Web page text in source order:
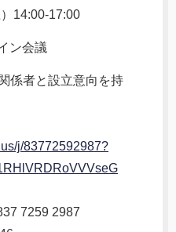
14:00-17:00
ン会議
係者と設立意向を持
j/83772592987?
7259 2987